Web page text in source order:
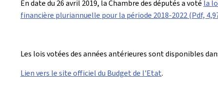
En date du 26 avril 2019, la Chambre des députés a voté la
financière pluriannuelle pour la période 2018-2022 (Pdf,
Les lois votées des années antérieures sont disponibles
Lien vers le site officiel du Budget de l'Etat.